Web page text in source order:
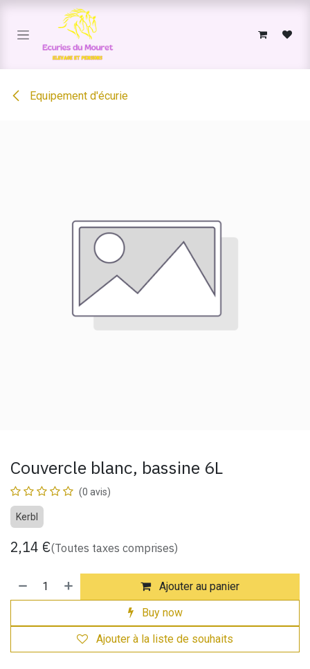
Se rendre au contenu
Equipement d'écurie
Couvercle blanc, bassine 6L
(0 avis)
Kerbl
2,14 €(Toutes taxes comprises)
Ajouter au panier
Buy now
Ajouter à la liste de souhaits